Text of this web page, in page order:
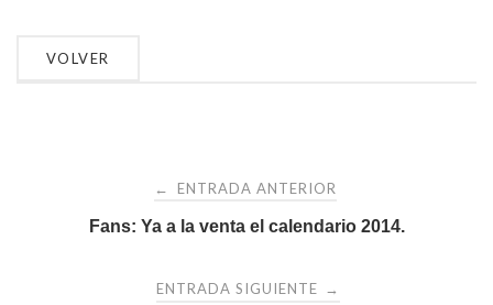
← ENTRADA ANTERIOR
Fans: Ya a la venta el calendario 2014.
ENTRADA SIGUIENTE →